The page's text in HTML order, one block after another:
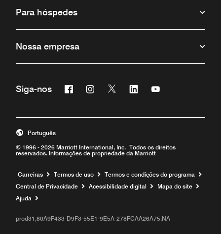
Para hóspedes
Nossa empresa
Siga-nos FacebookInstagram
Twitter Linkedin
© 1996 - 2026 Marriott International, Inc. Todos os direitos
reservados. Informações de propriedade da Marriott
Português
Carreiras Termos de uso
Termos e condições do programa
Central de Privacidade
Acessibilidade digital
Mapa do site
Ajuda
prod31,80A9F433-D9F3-55E1-9E5A-278FCAA26A75,NA